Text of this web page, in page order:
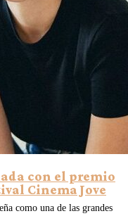
con el premio
Cinema Jove
como una de las grandes